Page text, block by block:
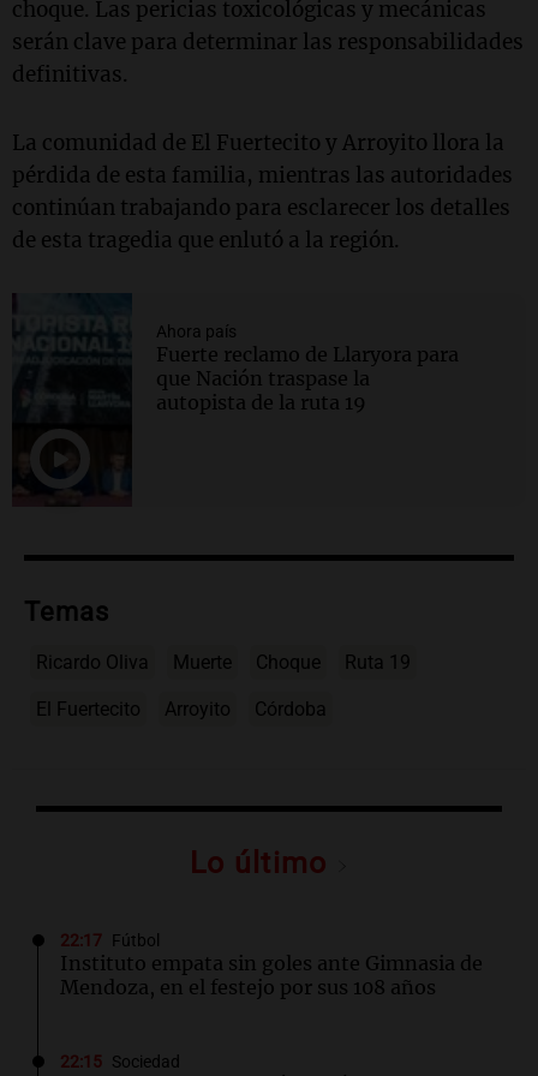
choque. Las pericias toxicológicas y mecánicas
serán clave para determinar las responsabilidades
definitivas.
La comunidad de El Fuertecito y Arroyito llora la
pérdida de esta familia, mientras las autoridades
continúan trabajando para esclarecer los detalles
de esta tragedia que enlutó a la región.
Ahora país
Fuerte reclamo de Llaryora para
que Nación traspase la
autopista de la ruta 19
Temas
Ricardo Oliva Muerte Choque Ruta 19
El Fuertecito Arroyito Córdoba
Lo último
22:17 Fútbol
Instituto empata sin goles ante Gimnasia de
Mendoza, en el festejo por sus 108 años
22:15 Sociedad